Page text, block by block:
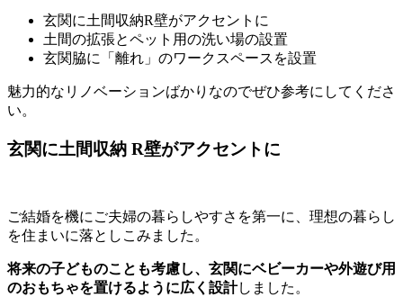
玄関に土間収納R壁がアクセントに
土間の拡張とペット用の洗い場の設置
玄関脇に「離れ」のワークスペースを設置
魅力的なリノベーションばかりなのでぜひ参考にしてくださ
い。
玄関に土間収納 R壁がアクセントに
ご結婚を機にご夫婦の暮らしやすさを第一に、理想の暮らし
を住まいに落としこみました。
将来の子どものことも考慮し、玄関にベビーカーや外遊び用
のおもちゃを置けるように広く設計しました。